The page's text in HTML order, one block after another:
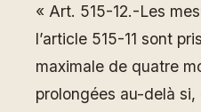
« Art. 515-12.-Les
l’article 515-11 sont
maximale de quatre
prolongées au-delà